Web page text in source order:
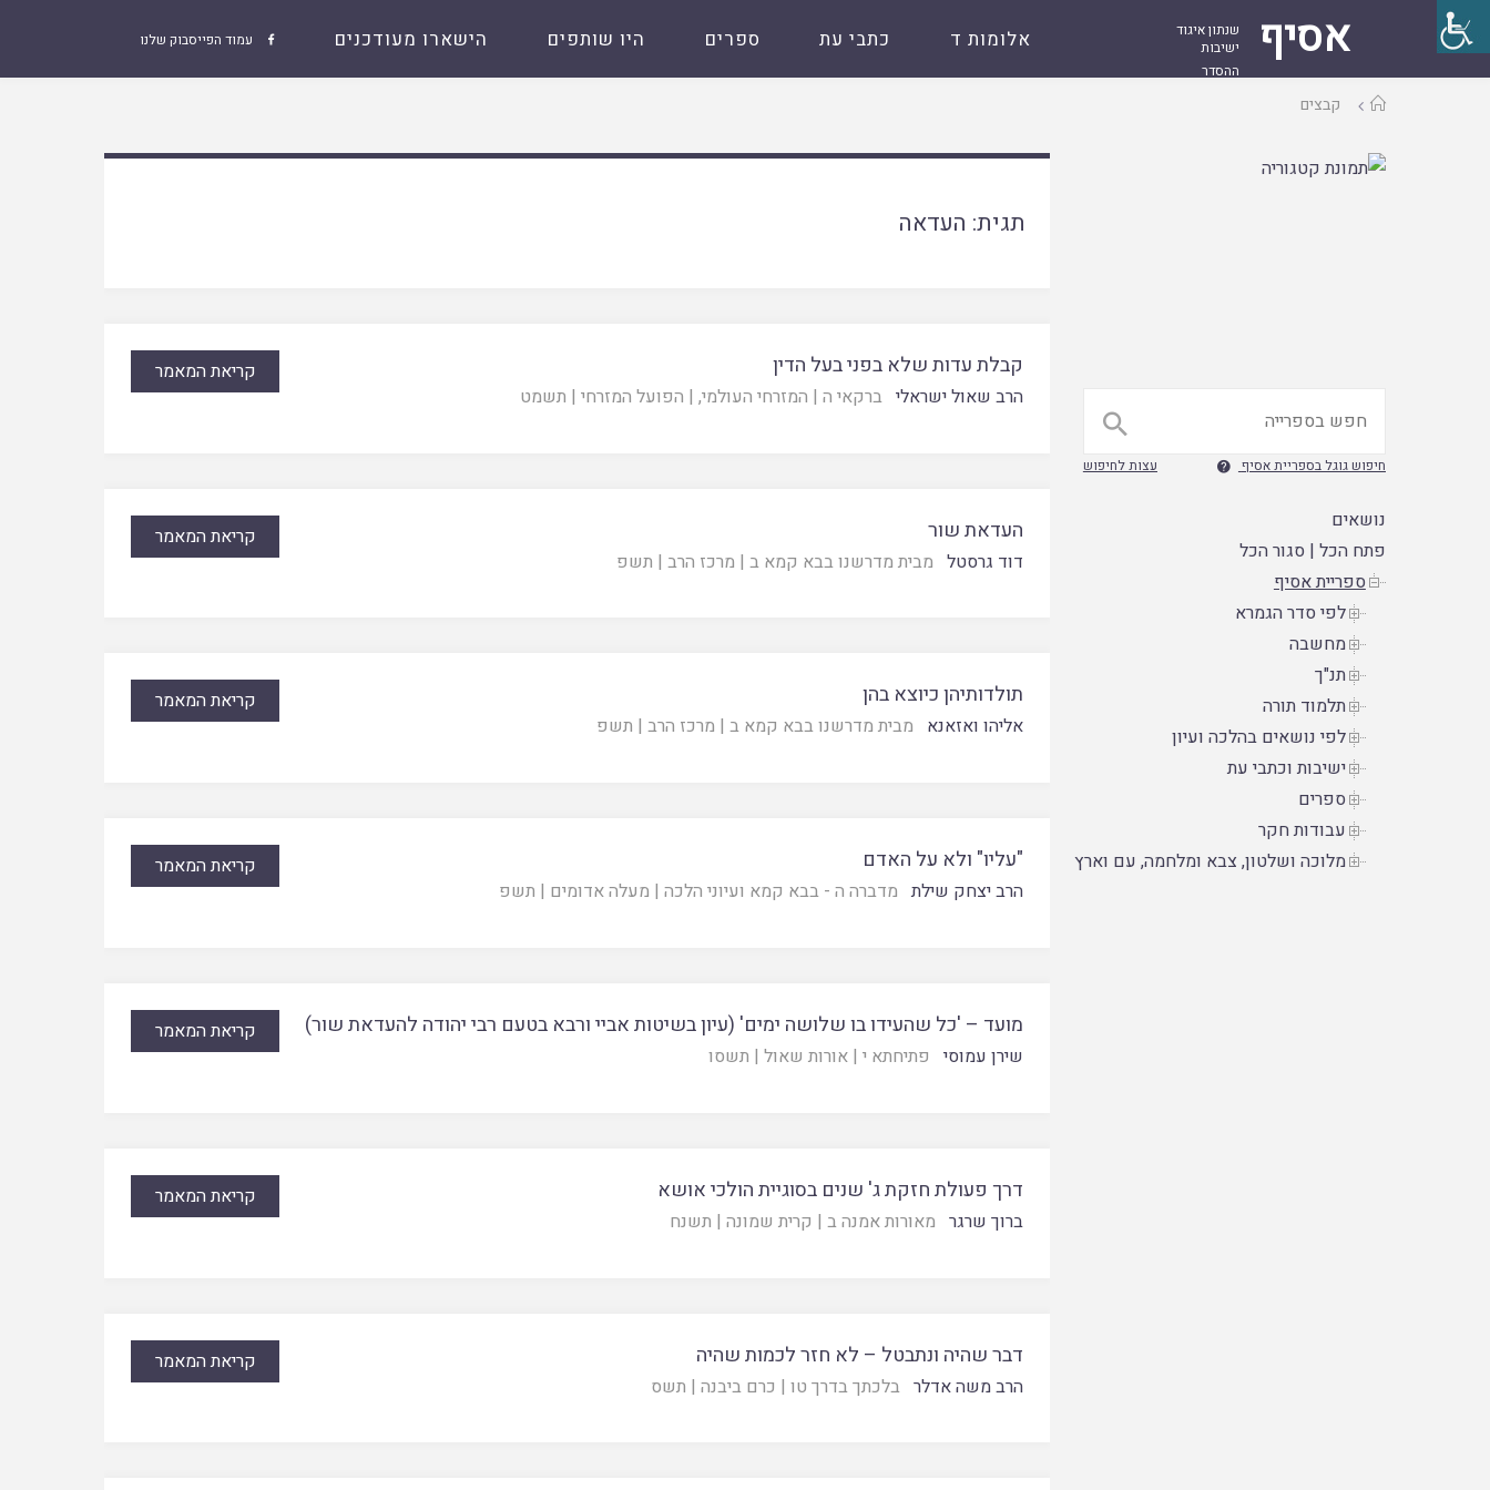
אסיף
שנתון איגוד
ישיבות
ההסדר
 עמוד הפייסבוק שלנו אלומות ד כתבי עת ספרים היו שותפים הישארו מעודכנים
עמודקבצים
תגית: העדאה
קבלת עדות שלא בפני בעל הדין
הרב שאול ישראלי ברקאי ה | המזרחי העולמי, | הפועל המזרחי | תשמט
קריאת המאמר
העדאת שור
דוד גרסטל מבית מדרשנו בבא קמא ב | מרכז הרב | תשפ
קריאת המאמר
תולדותיהן כיוצא בהן
אליהו ואזאנא מבית מדרשנו בבא קמא ב | מרכז הרב | תשפ
קריאת המאמר
"עליו" ולא על האדם
הרב יצחק שילת מדברה ה - בבא קמא ועיוני הלכה | מעלה אדומים | תשפ
קריאת המאמר
מועד – 'כל שהעידו בו שלושה ימים' (עיון בשיטות אביי ורבא בטעם רבי יהודה להעדאת שור)
שירן עמוסי פתיחתא י |אורות שאול | תשסו
קריאת המאמר
דרך פעולת חזקת ג' שנים בסוגיית הולכי אושא
ברוך שרגר מאורות אמנה ב | קרית שמונה | תשנח
קריאת המאמר
דבר שהיה ונתבטל – לא חזר לכמות שהיה
הרב משה אדלר בלכתך בדרך טו | כרם ביבנה | תשס
קריאת המאמר

חיפוש גוגל בספריית אסיף  עצות לחיפוש
נושאים
פתח הכל |סגור הכל
ספריית אסיף
לפי סדר הגמרא
מחשבה
תנ"ך
תלמוד תורה
לפי נושאים בהלכה ועיון
ישיבות וכתבי עת
ספרים
עבודות חקר
מלוכה ושלטון, צבא ומלחמה, עם וארץ